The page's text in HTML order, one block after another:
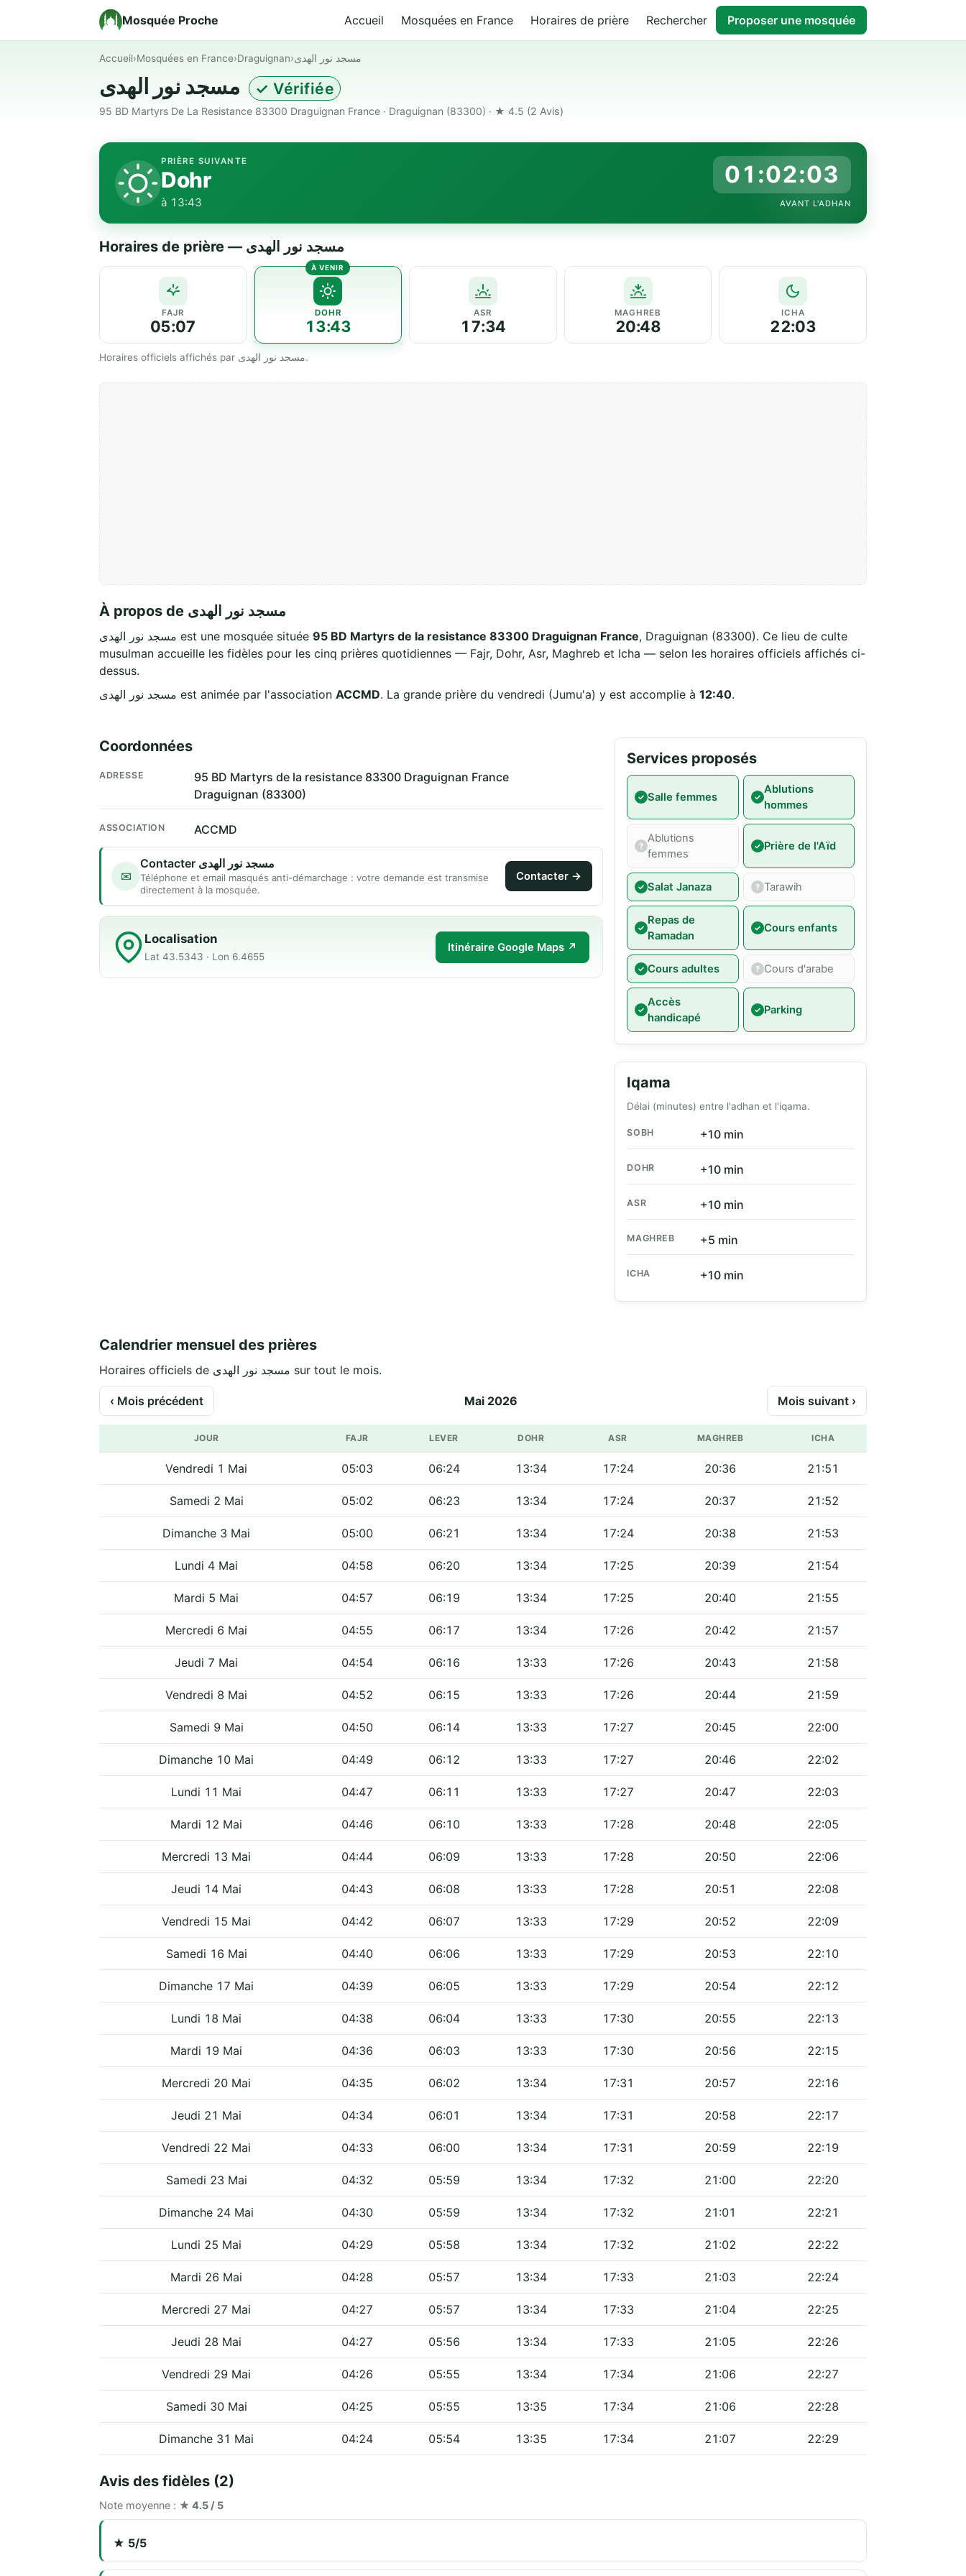
Mosquée Proche Accueil Mosquées en France Horaires de prière Rechercher Proposer une mosquée
Accueil›Mosquées en France›Draguignan›مسجد نور الهدى
✓ Vérifiée
95 BD Martyrs De La Resistance 83300 Draguignan France · Draguignan (83300) · ★ 4.5 (2 Avis)
PRIÈRE SUIVANTE
Dohr
à 13:43
01:02:02
AVANT L'ADHAN
Horaires de prière — مسجد نور الهدى
FAJR
05:07
DOHR
13:43
ASR
17:34
MAGHREB
20:48
ICHA
22:03
Horaires officiels affichés par مسجد نور الهدى.
À propos de مسجد نور الهدى
مسجد نور الهدى est une mosquée située 95 BD Martyrs de la resistance 83300 Draguignan France, Draguignan (83300). Ce lieu de culte
musulman accueille les fidèles pour les cinq prières quotidiennes — Fajr, Dohr, Asr, Maghreb et Icha — selon les horaires officiels affichés ci-
dessus.
مسجد نور الهدى est animée par l'association ACCMD. La grande prière du vendredi (Jumu'a) y est accomplie à 12:40.
Coordonnées
ADRESSE
95 BD Martyrs de la resistance 83300 Draguignan France
Draguignan (83300)
ASSOCIATION ACCMD
✉
Contacter مسجد نور الهدى
Téléphone et email masqués anti-démarchage : votre demande est transmise
directement à la mosquée.
Contacter →
Localisation
Lat 43.5343 · Lon 6.4655
Itinéraire Google Maps ↗
Services proposés
Salle femmes
Ablutions
hommes
Ablutions
femmes
Prière de l'Aïd
Salat Janaza Tarawih
Repas de
Ramadan
Cours enfants
Cours adultes Cours d'arabe
Accès
handicapé
Parking
Iqama
Délai (minutes) entre l'adhan et l'iqama.
SOBH +10 min
DOHR +10 min
ASR +10 min
MAGHREB +5 min
ICHA +10 min
Calendrier mensuel des prières
Horaires officiels de مسجد نور الهدى sur tout le mois.
‹ Mois précédent Mai 2026 Mois suivant ›
JOUR FAJR LEVER DOHR ASR MAGHREB ICHA
Vendredi 1 Mai 05:03 06:24 13:34 17:24 20:36 21:51
Samedi 2 Mai 05:02 06:23 13:34 17:24 20:37 21:52
Dimanche 3 Mai 05:00 06:21 13:34 17:24 20:38 21:53
Lundi 4 Mai 04:58 06:20 13:34 17:25 20:39 21:54
Mardi 5 Mai 04:57 06:19 13:34 17:25 20:40 21:55
Mercredi 6 Mai 04:55 06:17 13:34 17:26 20:42 21:57
Jeudi 7 Mai 04:54 06:16 13:33 17:26 20:43 21:58
Vendredi 8 Mai 04:52 06:15 13:33 17:26 20:44 21:59
Samedi 9 Mai 04:50 06:14 13:33 17:27 20:45 22:00
Dimanche 10 Mai 04:49 06:12 13:33 17:27 20:46 22:02
Lundi 11 Mai 04:47 06:11 13:33 17:27 20:47 22:03
Mardi 12 Mai 04:46 06:10 13:33 17:28 20:48 22:05
Mercredi 13 Mai 04:44 06:09 13:33 17:28 20:50 22:06
Jeudi 14 Mai 04:43 06:08 13:33 17:28 20:51 22:08
Vendredi 15 Mai 04:42 06:07 13:33 17:29 20:52 22:09
Samedi 16 Mai 04:40 06:06 13:33 17:29 20:53 22:10
Dimanche 17 Mai 04:39 06:05 13:33 17:29 20:54 22:12
Lundi 18 Mai 04:38 06:04 13:33 17:30 20:55 22:13
Mardi 19 Mai 04:36 06:03 13:33 17:30 20:56 22:15
Mercredi 20 Mai 04:35 06:02 13:34 17:31 20:57 22:16
Jeudi 21 Mai 04:34 06:01 13:34 17:31 20:58 22:17
Vendredi 22 Mai 04:33 06:00 13:34 17:31 20:59 22:19
Samedi 23 Mai 04:32 05:59 13:34 17:32 21:00 22:20
Dimanche 24 Mai 04:30 05:59 13:34 17:32 21:01 22:21
Lundi 25 Mai 04:29 05:58 13:34 17:32 21:02 22:22
Mardi 26 Mai 04:28 05:57 13:34 17:33 21:03 22:24
Mercredi 27 Mai 04:27 05:57 13:34 17:33 21:04 22:25
Jeudi 28 Mai 04:27 05:56 13:34 17:33 21:05 22:26
Vendredi 29 Mai 04:26 05:55 13:34 17:34 21:06 22:27
Samedi 30 Mai 04:25 05:55 13:35 17:34 21:06 22:28
Dimanche 31 Mai 04:24 05:54 13:35 17:34 21:07 22:29
Avis des fidèles (2)
Note moyenne : ★ 4.5 / 5
★ 5/5